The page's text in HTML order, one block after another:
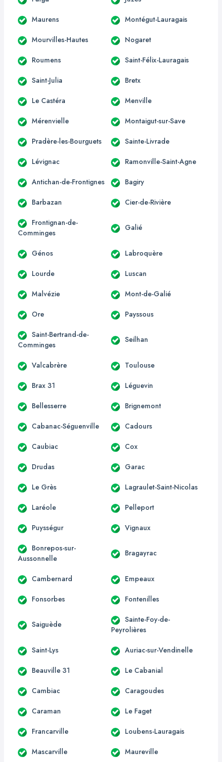
Maurens Montégut-Lauragais
Mourvilles-Hautes Nogaret
Roumens Saint-Félix-Lauragais
Saint-Julia Bretx
Le Castéra Menville
Mérenvielle Montaigut-sur-Save
Pradère-les-Bourguets Sainte-Livrade
Lévignac Ramonville-Saint-Agne
Antichan-de-Frontignes Bagiry
Barbazan Cier-de-Rivière
Frontignan-de-
Comminges
Galié
Génos Labroquère
Lourde Luscan
Malvézie Mont-de-Galié
Ore Payssous
Saint-Bertrand-de-
Comminges
Seilhan
Valcabrère Toulouse
Brax 31 Léguevin
Bellesserre Brignemont
Cabanac-Séguenville Cadours
Caubiac Cox
Drudas Garac
Le Grès Lagraulet-Saint-Nicolas
Laréole Pelleport
Puysségur Vignaux
Bonrepos-sur-
Aussonnelle
Bragayrac
Cambernard Empeaux
Fonsorbes Fontenilles
Saiguède
Sainte-Foy-de-
Peyrolières
Saint-Lys Auriac-sur-Vendinelle
Beauville 31 Le Cabanial
Cambiac Caragoudes
Caraman Le Faget
Francarville Loubens-Lauragais
Mascarville Maureville